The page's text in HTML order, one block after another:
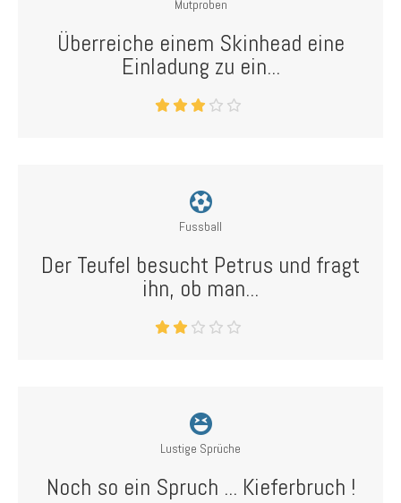
Mutproben
Überreiche einem Skinhead eine
Einladung zu ein...
Fussball
Der Teufel besucht Petrus und fragt
ihn, ob man...
Lustige Sprüche
Noch so ein Spruch ... Kieferbruch !